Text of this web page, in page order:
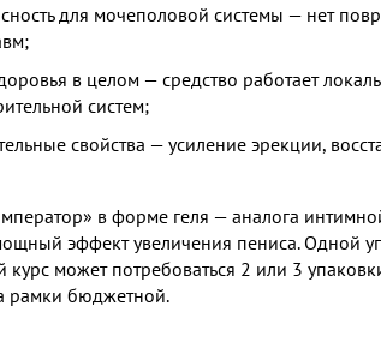
для мочеполовой системы — нет
в целом — средство работает
систем;
свойства — усиление эрекции,
в форме геля — аналога
эффект увеличения пениса. Одной
может потребоваться 2 или 3
рамки бюджетной.